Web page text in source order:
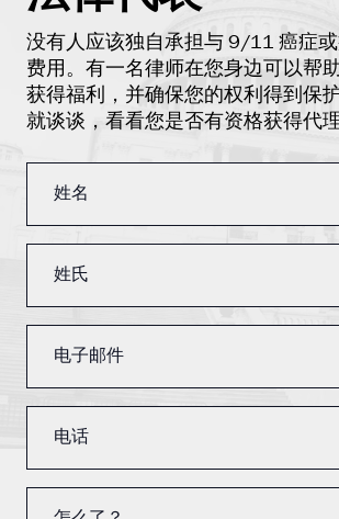
没有人应该独自承担与 9/11 癌症
费用。有一名律师在您身边可以帮
获得福利，并确保您的权利得到保
就谈谈，看看您是否有资格获得代理